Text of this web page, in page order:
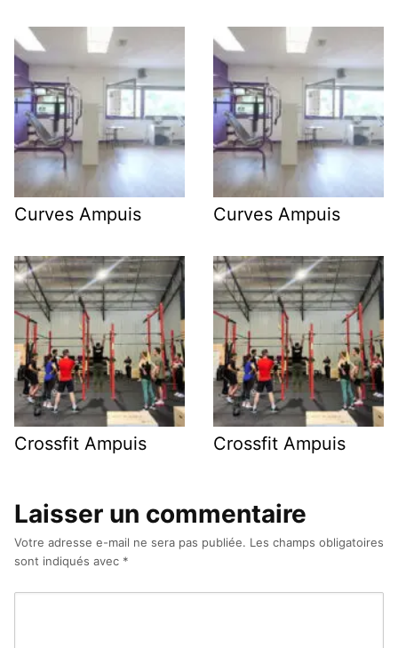
Curves Ampuis Curves Ampuis
Crossfit Ampuis Crossfit Ampuis
Laisser un commentaire
Votre adresse e-mail ne sera pas publiée. Les champs obligatoires
sont indiqués avec *